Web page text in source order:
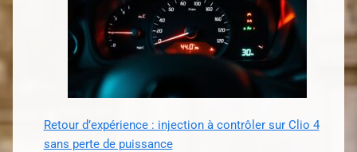
Retour d’expérience : injection à contrôler sur Clio 4
sans perte de puissance